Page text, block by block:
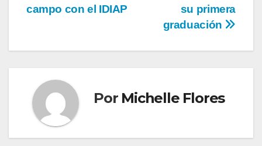
su primera
graduación
campo con el IDIAP
Por Michelle Flores